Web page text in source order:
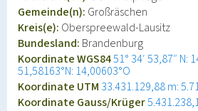
Gemeinde(n): Großräschen
Kreis(e): Oberspreewald-Lausitz
Bundesland: Brandenburg
Koordinate WGS8451° 34′ 53,87″ N:
51,58163°N: 14,00603°O
Koordinate UTM 33.431.129,88 m:
Koordinate Gauss/Krüger